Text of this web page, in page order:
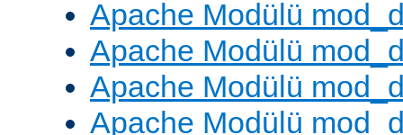
Apache Modülü
Apache Modülü
Apache Modülü
Apache Modülü